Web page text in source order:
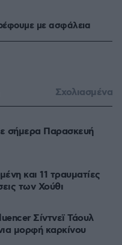
με ασφάλεια
Σχολιασμένα
σήμερα Παρασκευή
και 11 τραυματίες
των Χούθι
Σίντνεϊ Τάουλ
μορφή καρκίνου